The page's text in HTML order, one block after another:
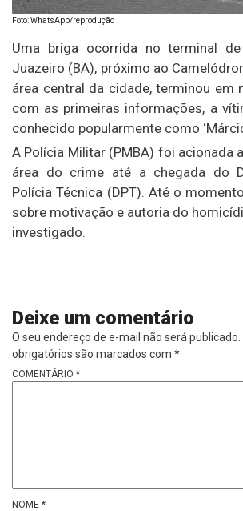
Foto: WhatsApp/reprodução
Uma briga ocorrida no terminal
Juazeiro (BA), próximo ao
área central da cidade, terminou em
com as primeiras informações, a
conhecido popularmente como
A Polícia Militar (PMBA) foi acionada
área do crime até a chegada do
Polícia Técnica (DPT). Até o
sobre motivação e autoria do
investigado.
Deixe um comentário
O seu endereço de e-mail não será publicado.
obrigatórios são marcados com *
COMENTÁRIO *
NOME *